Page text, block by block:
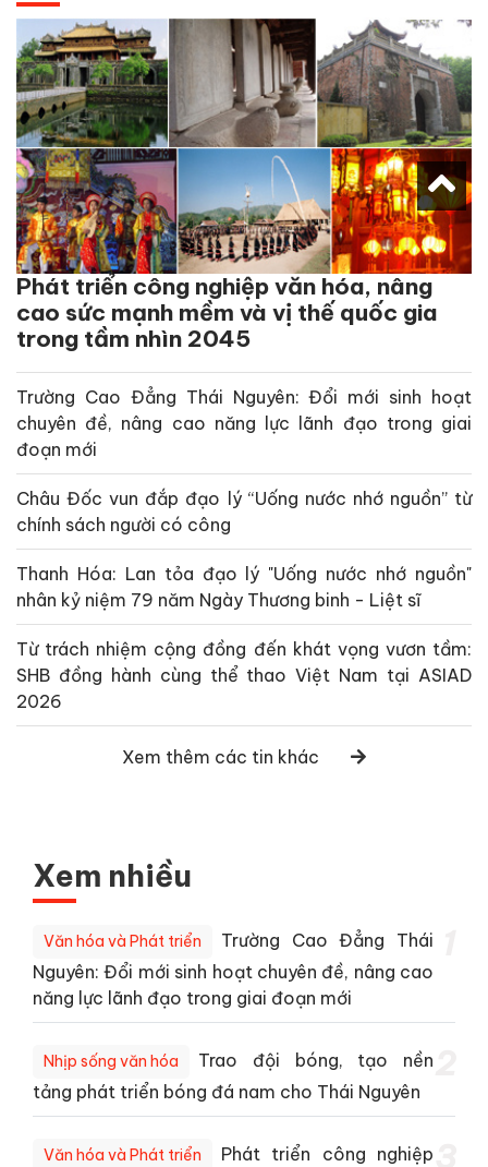
Phát triển công nghiệp văn hóa, nâng
cao sức mạnh mềm và vị thế quốc gia
trong tầm nhìn 2045
Trường Cao Đẳng Thái Nguyên: Đổi mới sinh hoạt
chuyên đề, nâng cao năng lực lãnh đạo trong giai
đoạn mới
Châu Đốc vun đắp đạo lý “Uống nước nhớ nguồn” từ
chính sách người có công
Thanh Hóa: Lan tỏa đạo lý "Uống nước nhớ nguồn"
nhân kỷ niệm 79 năm Ngày Thương binh - Liệt sĩ
Từ trách nhiệm cộng đồng đến khát vọng vươn tầm:
SHB đồng hành cùng thể thao Việt Nam tại ASIAD
2026
Xem thêm các tin khác
Xem nhiều
Văn hóa và Phát triển
Trường Cao Đẳng Thái
Nguyên: Đổi mới sinh hoạt chuyên đề, nâng cao
năng lực lãnh đạo trong giai đoạn mới
Nhịp sống văn hóa
Trao đội bóng, tạo nền
tảng phát triển bóng đá nam cho Thái Nguyên
Văn hóa và Phát triển
Phát triển công nghiệp